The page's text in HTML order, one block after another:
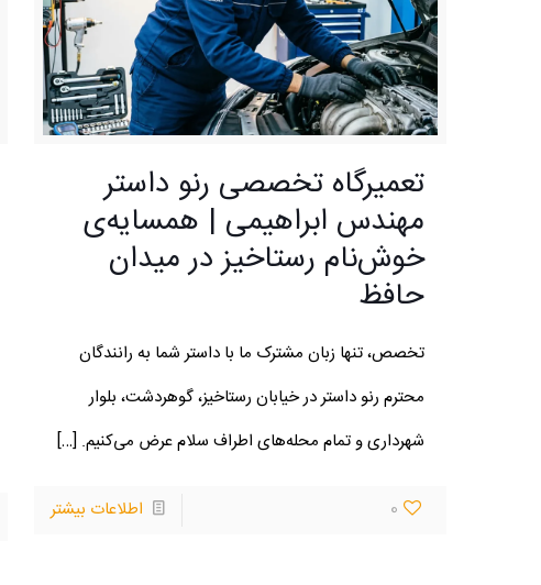
تعمیرگاه تخصصی رنو داستر
مهندس ابراهیمی | همسایه‌ی
خوش‌نام رستاخیز در میدان
حافظ
تخصص، تنها زبان مشترک ما با داستر شما به رانندگان
محترم رنو داستر در خیابان رستاخیز، گوهردشت، بلوار
شهرداری و تمام محله‌های اطراف سلام عرض می‌کنیم. […]
0 اطلاعات بیشتر
درباره ما
تعمیر و سرویس های دوره ای خودروهای شماست. تعمیرات
اساسی و فنی موتور ، گیربکس ، سیستم برق رسانی، جلوبندی و
همچنین نصب آپشن های بروز موجود در بازار توسط پرسنل
مجرب انجام می گردد.